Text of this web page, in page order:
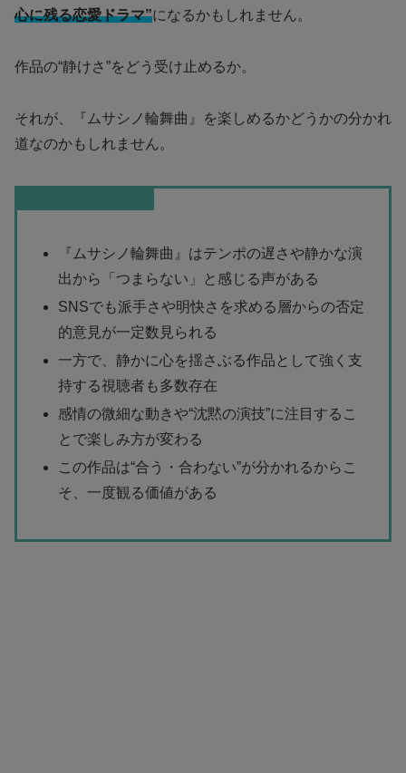
心に残る恋愛ドラマ”になるかもしれません。
作品の“静けさ”をどう受け止めるか。
それが、『ムサシノ輪舞曲』を楽しめるかどうかの分かれ
道なのかもしれません。
『ムサシノ輪舞曲』はテンポの遅さや静かな演
出から「つまらない」と感じる声がある
SNSでも派手さや明快さを求める層からの否定
的意見が一定数見られる
一方で、静かに心を揺さぶる作品として強く支
持する視聴者も多数存在
感情の微細な動きや“沈黙の演技”に注目するこ
とで楽しみ方が変わる
この作品は“合う・合わない”が分かれるからこ
そ、一度観る価値がある